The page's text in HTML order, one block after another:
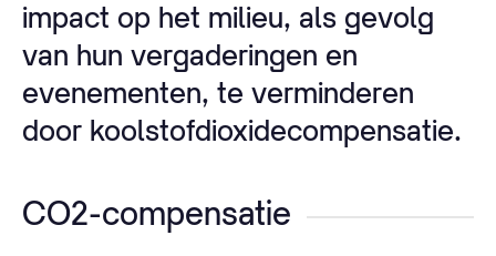
impact op het milieu, als gevolg
van hun vergaderingen en
evenementen, te verminderen
door koolstofdioxidecompensatie.
CO2-compensatie